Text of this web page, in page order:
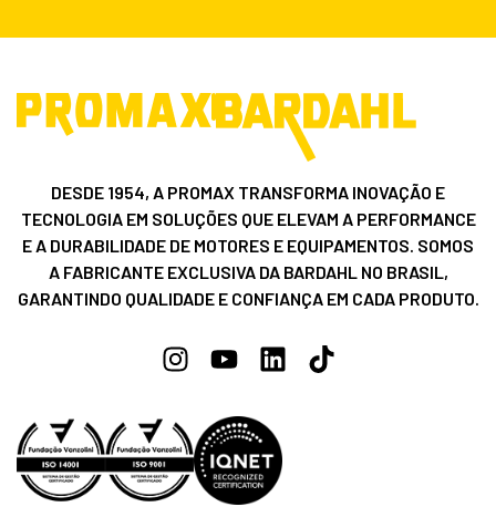
DESDE 1954, A PROMAX TRANSFORMA INOVAÇÃO E
TECNOLOGIA EM SOLUÇÕES QUE ELEVAM A PERFORMANCE
E A DURABILIDADE DE MOTORES E EQUIPAMENTOS. SOMOS
A FABRICANTE EXCLUSIVA DA BARDAHL NO BRASIL,
GARANTINDO QUALIDADE E CONFIANÇA EM CADA PRODUTO.